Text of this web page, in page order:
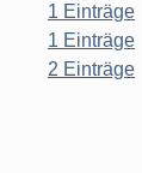
1 Einträge
1 Einträge
2 Einträge